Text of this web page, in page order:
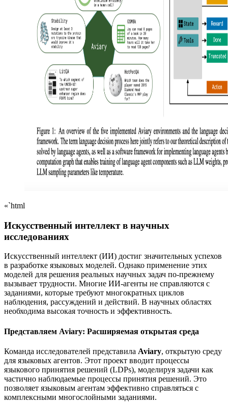
«`html
Искусственный интеллект в научных
исследованиях
Искусственный интеллект (ИИ) достиг значительных успехов
в разработке языковых моделей. Однако применение этих
моделей для решения реальных научных задач по-прежнему
вызывает трудности. Многие ИИ-агенты не справляются с
заданиями, которые требуют многократных циклов
наблюдения, рассуждений и действий. В научных областях
необходима высокая точность и эффективность.
Представляем Aviary: Расширяемая открытая среда
Команда исследователей представила Aviary, открытую среду
для языковых агентов. Этот проект вводит процессы
языкового принятия решений (LDPs), моделируя задачи как
частично наблюдаемые процессы принятия решений. Это
позволяет языковым агентам эффективно справляться с
комплексными многослойными заданиями.